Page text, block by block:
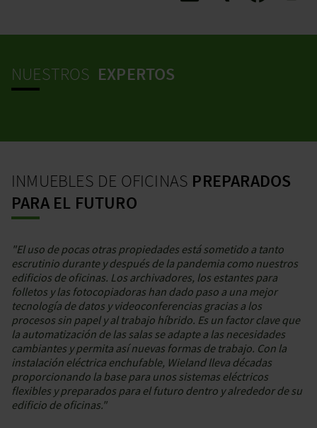
NUESTROS EXPERTOS
INMUEBLES DE OFICINAS PREPARADOS
PARA EL FUTURO
"El uso de pocas otras propiedades está sometido a tanto
escrutinio durante y después de la pandemia como nuestros
edificios de oficinas. Los archivadores, los estantes para
folletos y las fotocopiadoras han dado paso a una mejor
tecnología de datos y videoconferencias gracias a los
procesos sin papel y al trabajo híbrido. Es un factor clave que
la automatización de las salas se adapte a las necesidades
cambiantes y permita así nuevas formas de trabajo. Con la
instalación eléctrica enchufable, Wieland lleva décadas
proporcionando la base para unos sistemas eléctricos
flexibles y preparados para el futuro dentro y alrededor de su
edificio de oficinas."